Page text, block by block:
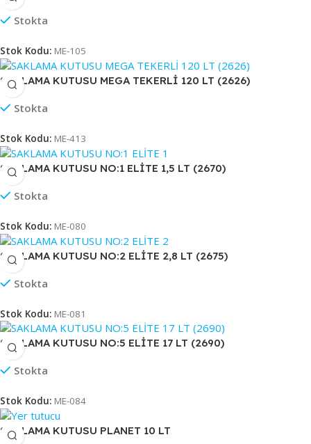
Stokta
Stok Kodu: ME-105
SAKLAMA KUTUSU MEGA TEKERLİ 120 LT (2626)
Stokta
Stok Kodu: ME-413
SAKLAMA KUTUSU NO:1 ELİTE 1,5 LT (2670)
Stokta
Stok Kodu: ME-080
SAKLAMA KUTUSU NO:2 ELİTE 2,8 LT (2675)
Stokta
Stok Kodu: ME-081
SAKLAMA KUTUSU NO:5 ELİTE 17 LT (2690)
Stokta
Stok Kodu: ME-084
SAKLAMA KUTUSU PLANET 10 LT